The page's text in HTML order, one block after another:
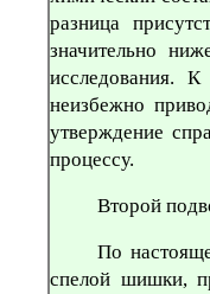
разница
значительно
исследования.
неизбежно
утверждение
процессу.
Второй
По
спелой шишки,